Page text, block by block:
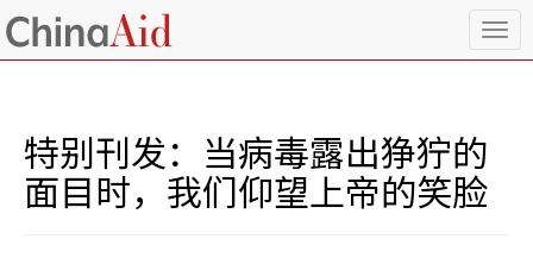
T
o
特别刊发：当病毒露出狰狞的
面目时，我们仰望上帝的笑脸